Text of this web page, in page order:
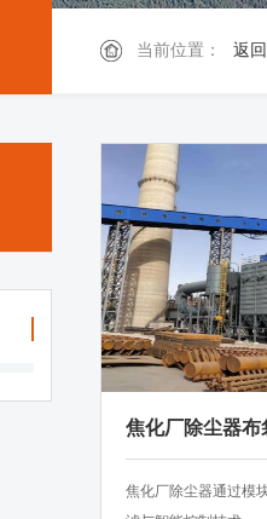
当前位置： 返
焦化厂除尘器
计工艺
焦化厂除尘器通过模